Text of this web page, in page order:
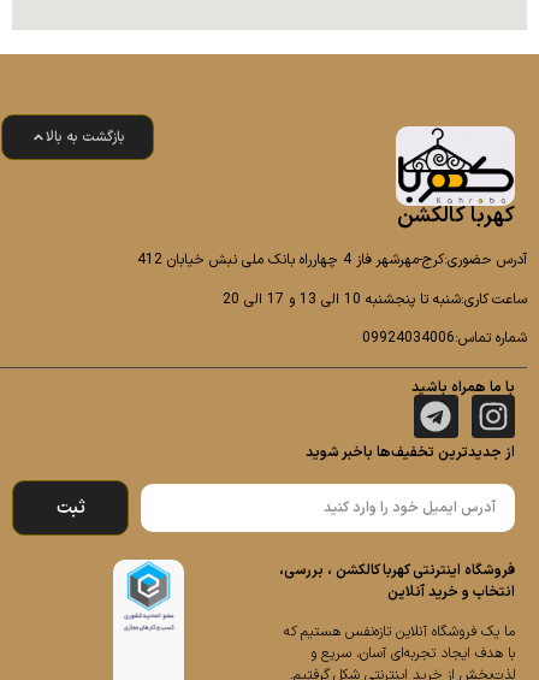
بازگشت به بالا
کهربا کالکشن
آدرس حضوری:کرج-مهرشهر فاز 4 چهارراه بانک ملی نبش خیابان 412
ساعت کاری:شنبه تا پنجشنبه 10 الی 13 و 17 الی 20
شماره تماس:09924034006
با ما همراه باشید
از جدیدترین تخفیف‌ها باخبر شوید
ثبت
فروشگاه اینترنتی کهربا کالکشن ، بررسی،
انتخاب و خرید آنلاین
ما یک فروشگاه آنلاین تازه‌نفس هستیم که
با هدف ایجاد تجربه‌ای آسان، سریع و
لذت‌بخش از خرید اینترنتی شکل گرفتیم.